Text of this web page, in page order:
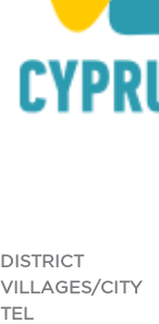
DISTRICT
VILLAGES/CITY
TEL